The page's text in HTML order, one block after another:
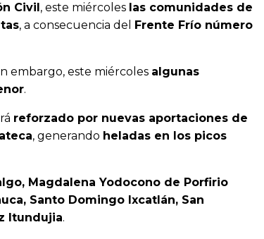
Civil, este miércoles las comunidades de
, a consecuencia del Frente Frío número
embargo, este miércoles algunas
.
reforzado por nuevas aportaciones de
, generando heladas en los picos
Magdalena Yodocono de Porfirio
Santo Domingo Ixcatlán, San
Itundujia.